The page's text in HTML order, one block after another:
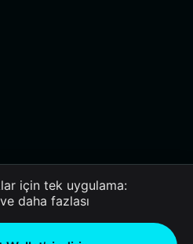
için tek uygulama:
daha fazlası